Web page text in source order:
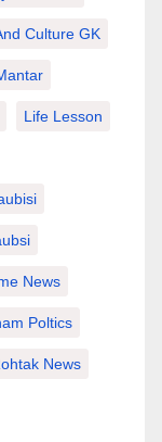
Culture GK
Life Lesson
News
Poltics
News